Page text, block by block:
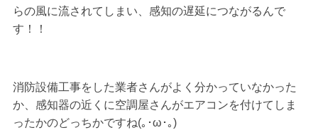
らの風に流されてしまい、感知の遅延につながるんで
す！！
消防設備工事をした業者さんがよく分かっていなかった
か、感知器の近くに空調屋さんがエアコンを付けてしま
ったかのどっちかですね(｡･ω･｡)